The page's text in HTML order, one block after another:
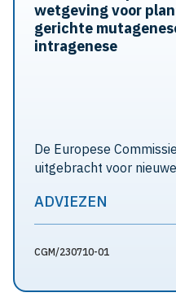
wetgeving voor
gerichte
intragenese
De Europese
uitgebracht voor
ADVIEZEN
CGM/230710-01